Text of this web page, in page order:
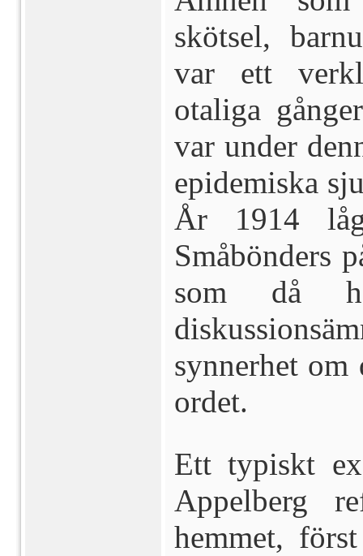
skötsel,
var ett
otaliga
var under
epidemiska
År 1914
Småbönders
som då
synnerhet
ordet.
Ett typiskt
Appelberg
hemmet,